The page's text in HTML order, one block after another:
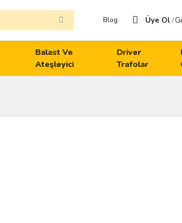
Blog Üye Ol /
Balast Ve
Ateşleyici
Driver
Trafolar